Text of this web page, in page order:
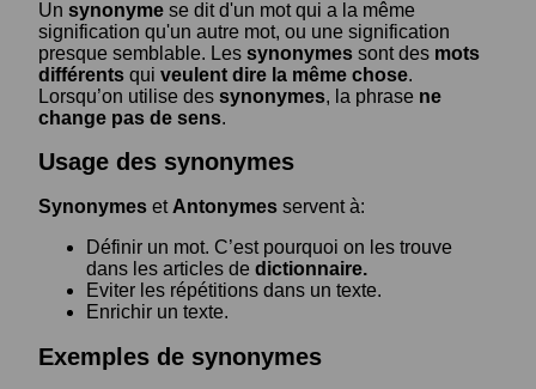
Un synonyme se dit d'un mot qui a la même
signification qu'un autre mot, ou une signification
presque semblable. Les synonymes sont des mots
différents qui veulent dire la même chose.
Lorsqu’on utilise des synonymes, la phrase ne
change pas de sens.
Usage des synonymes
Synonymes et Antonymes servent à:
Définir un mot. C’est pourquoi on les trouve
dans les articles de dictionnaire.
Eviter les répétitions dans un texte.
Enrichir un texte.
Exemples de synonymes